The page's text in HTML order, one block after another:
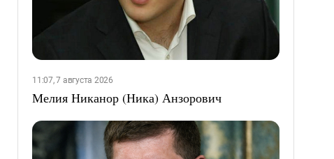
11:07, 7 августа 2026
Мелия Никанор (Ника) Анзорович